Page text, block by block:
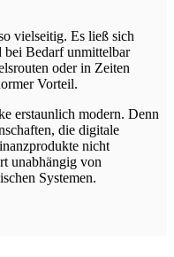
vielseitig. Es ließ sich
bei Bedarf unmittelbar
oder in Zeiten
Vorteil.
erstaunlich modern. Denn
die digitale
nicht
unabhängig von
Systemen.